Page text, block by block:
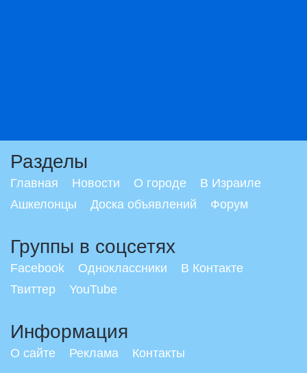
Разделы
Главная Новости О городе
В Израиле
Ашкелонцы
Доска объявлений Форум
Группы в соцсетях
Facebook Одноклассники
В Контакте
Твиттер
YouTube
Информация
О сайте Реклама Контакты